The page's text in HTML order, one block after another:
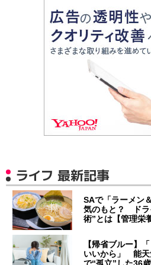
ライフ 最新記事
SAで「ラーメン
気のもと？ ドラ
術”とは【管理栄
【帰省ブルー】
いいから」 能